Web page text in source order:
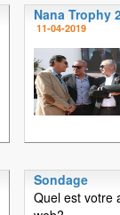
Nana Trophy
11-04-2019
Sondage
Quel est votre